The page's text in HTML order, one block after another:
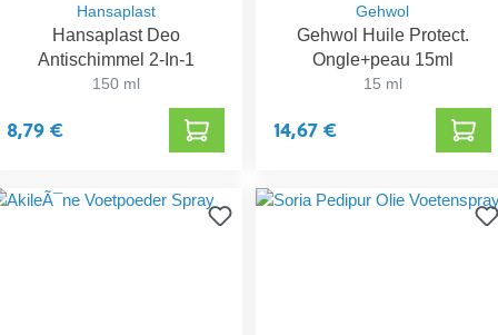
Hansaplast
Hansaplast Deo
Antischimmel 2-In-1
150 ml
8,79 €
Gehwol
Gehwol Huile Protect.
Ongle+peau 15ml
15 ml
14,67 €